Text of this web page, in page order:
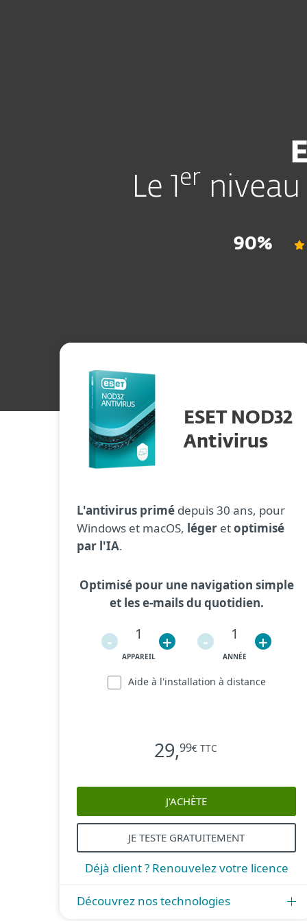
Le 1er
90%
ESET NOD32
Antivirus
L'antivirus primé depuis 30 ans, pour
Windows et macOS, léger etoptimisé
par l'IA.
Optimisé pour une navigation simple
et les e-mails du quotidien.
- 1 +
APPAREIL
- 1 +
ANNÉE
Aide à l'installation à distance
29,99€ TTC
J'ACHÈTE
JE TESTE GRATUITEMENT
Déjà client ? Renouvelez votre licence
Découvrez nos technologies